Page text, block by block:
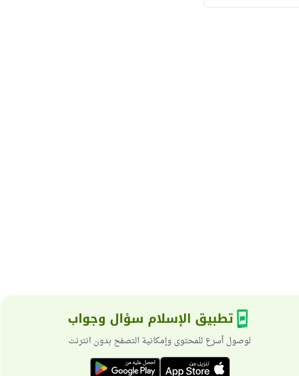
تطبيق الإسلام سؤال وجواب
لوصول أسرع للمحتوى وإمكانية التصفح بدون انترنت